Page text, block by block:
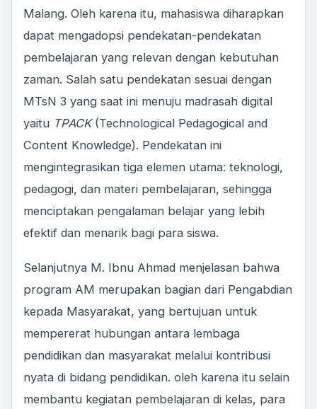
Malang. Oleh karena itu, mahasiswa diharapkan
dapat mengadopsi pendekatan-pendekatan
pembelajaran yang relevan dengan kebutuhan
zaman. Salah satu pendekatan sesuai dengan
MTsN 3 yang saat ini menuju madrasah digital
yaitu TPACK(Technological Pedagogical and
Content Knowledge). Pendekatan ini
mengintegrasikan tiga elemen utama: teknologi,
pedagogi, dan materi pembelajaran, sehingga
menciptakan pengalaman belajar yang lebih
efektif dan menarik bagi para siswa.
Selanjutnya M. Ibnu Ahmad menjelasan bahwa
program AM merupakan bagian dari Pengabdian
kepada Masyarakat, yang bertujuan untuk
mempererat hubungan antara lembaga
pendidikan dan masyarakat melalui kontribusi
nyata di bidang pendidikan. oleh karena itu selain
membantu kegiatan pembelajaran di kelas, para